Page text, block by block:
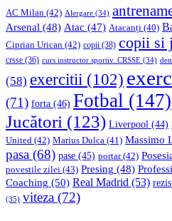
AC Milan (42) Alergare (34)
Arsenal (48) Atac (47) Atacanți (40)
Ciprian Urican (42) copii (38) copii si
crsse (36) curs instructor sportiv. CRSSE (34)
(58) exercitii (102)
(71) forta (46) Fotbal (147)
Jucători (123) Liverpool (44)
United (42) Marius Dulca (41) Massimo
pasa (68) pase (45) portar(42)
povestile zilei (43) Presing (48)
Coaching (50) Real Madrid (53)
(35) viteza (72)